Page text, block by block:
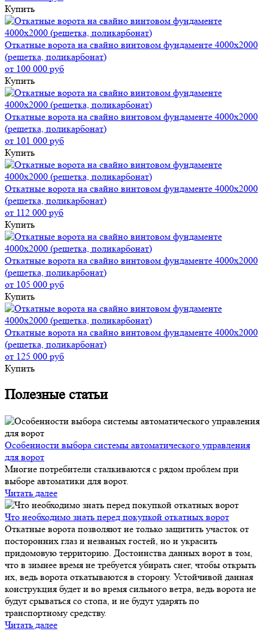
Купить
Откатные ворота на свайно винтовом фундаменте 4000x2000
(решетка, поликарбонат)
от 100 000 руб
Купить
Откатные ворота на свайно винтовом фундаменте 4000x2000
(решетка, поликарбонат)
от 101 000 руб
Купить
Откатные ворота на свайно винтовом фундаменте 4000x2000
(решетка, поликарбонат)
от 112 000 руб
Купить
Откатные ворота на свайно винтовом фундаменте 4000x2000
(решетка, поликарбонат)
от 105 000 руб
Купить
Откатные ворота на свайно винтовом фундаменте 4000x2000
(решетка, поликарбонат)
от 125 000 руб
Купить
Полезные статьи
Особенности выбора системы автоматического управления
для ворот
Многие потребители сталкиваются с рядом проблем при
выборе автоматики для ворот.
Читать далее
Что необходимо знать перед покупкой откатных ворот
Откатные ворота позволяют не только защитить участок от
посторонних глаз и незваных гостей, но и украсить
придомовую территорию. Достоинства данных ворот в том,
что в зимнее время не требуется убирать снег, чтобы открыть
их, ведь ворота откатываются в сторону. Устойчивой данная
конструкция будет и во время сильного ветра, ведь ворота не
будут срываться со стопа, и не будут ударять по
транспортному средству.
Читать далее